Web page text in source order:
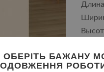
ОБЕРІТЬ БАЖАНУ